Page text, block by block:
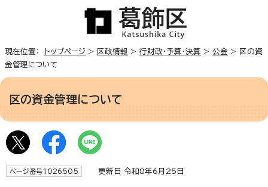
現在位置： トップページ > 区政情報 > 行財政・予算・決算 > 公金 > 区の資
金管理について
区の資金管理について
ページ番号1026505 更新日 令和8年6月25日